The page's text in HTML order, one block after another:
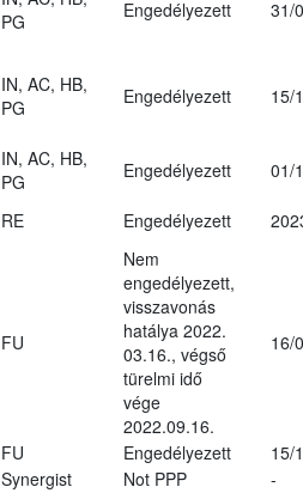
PG
Engedélyezett 31/
IN, AC, HB,
PG
Engedélyezett 15/
IN, AC, HB,
PG
Engedélyezett
01/
RE Engedélyezett
FU
Nem
engedélyezett,
visszavonás
hatálya 2022.
03.16., végső
türelmi idő
vége
2022.09.16.
16/
FU Engedélyezett
15/
Synergist Not PPP
-